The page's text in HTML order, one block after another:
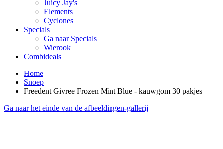
Juicy Jay's
Elements
Cyclones
Specials
Ga naar Specials
Wierook
Combideals
Home
Snoep
Freedent Givree Frozen Mint Blue - kauwgom 30 pakjes
Ga naar het einde van de afbeeldingen-gallerij